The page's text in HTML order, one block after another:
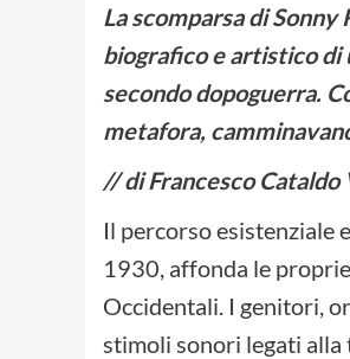
La scomparsa di
biografico e artistico di
secondo dopoguerra.
metafora,
// di Francesco Cataldo
Il percorso esistenziale
1930, affonda le
Occidentali. I genitori,
stimoli sonori legati alla